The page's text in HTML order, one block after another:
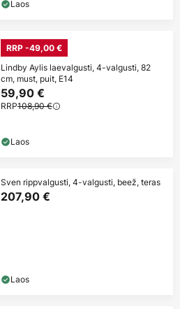
Laos
RRP -49,00 €
Lindby Aylis laevalgusti, 4-valgusti, 82
cm, must, puit, E14
59,90 €
RRP108,90 €
Laos
Sven rippvalgusti, 4-valgusti, beež, teras
207,90 €
Laos